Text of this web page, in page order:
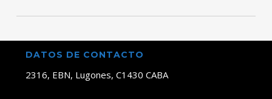
DATOS DE CONTACTO
2316, EBN, Lugones, C1430 CABA